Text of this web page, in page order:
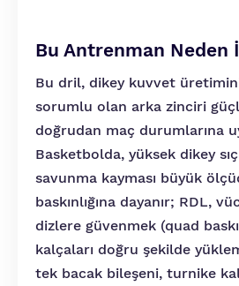
Bu Antrenman Neden
Bu dril, dikey kuvvet
sorumlu olan arka zinciri
doğrudan maç durumlarına
Basketbolda, yüksek dikey
savunma kayması büyük
baskınlığına dayanır; RDL,
dizlere güvenmek (quad
kalçaları doğru şekilde
tek bacak bileşeni, turnike